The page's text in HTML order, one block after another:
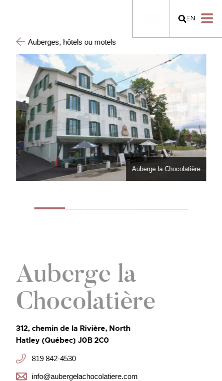
EN
Auberges, hôtels ou motels
Auberge la Chocolatière
Auberge la
Chocolatière
312, chemin de la Rivière, North
Hatley (Québec) J0B 2C0
819 842-4530
info@aubergelachocolatiere.com